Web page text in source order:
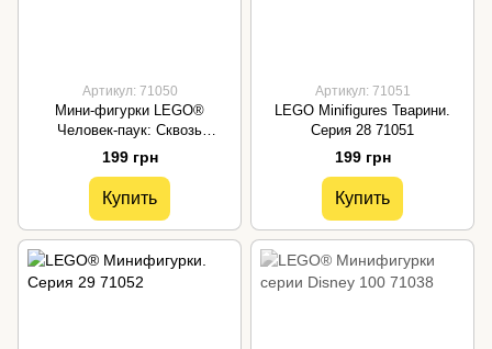
Артикул: 71050
Мини-фигурки LEGO®
Человек-паук: Сквозь
Вселенная 71050
199 грн
Купить
Артикул: 71051
LEGO Minifigures Тварини.
Серия 28 71051
199 грн
Купить